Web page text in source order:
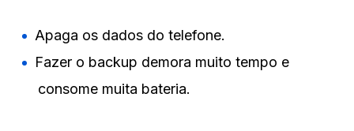
Apaga os dados do telefone.
Fazer o backup demora muito tempo e
consome muita bateria.